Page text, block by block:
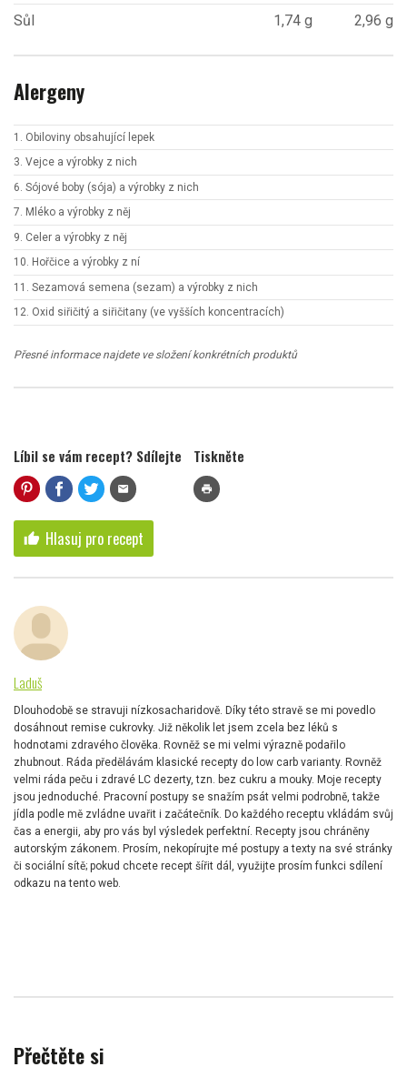
Sůl 1,74 g 2,96 g
Alergeny
1. Obiloviny obsahující lepek
3. Vejce a výrobky z nich
6. Sójové boby (sója) a výrobky z nich
7. Mléko a výrobky z něj
9. Celer a výrobky z něj
10. Hořčice a výrobky z ní
11. Sezamová semena (sezam) a výrobky z nich
12. Oxid siřičitý a siřičitany (ve vyšších koncentracích)
Přesné informace najdete ve složení konkrétních produktů
Líbil se vám recept? Sdílejte
mail
Tiskněte
print
thumb_up Hlasuj pro recept
Laduš
Dlouhodobě se stravuji nízkosacharidově. Díky této stravě se mi povedlo
dosáhnout remise cukrovky. Již několik let jsem zcela bez léků s
hodnotami zdravého člověka. Rovněž se mi velmi výrazně podařilo
zhubnout. Ráda předělávám klasické recepty do low carb varianty. Rovněž
velmi ráda peču i zdravé LC dezerty, tzn. bez cukru a mouky. Moje recepty
jsou jednoduché. Pracovní postupy se snažím psát velmi podrobně, takže
jídla podle mě zvládne uvařit i začátečník. Do každého receptu vkládám svůj
čas a energii, aby pro vás byl výsledek perfektní. Recepty jsou chráněny
autorským zákonem. Prosím, nekopírujte mé postupy a texty na své stránky
či sociální sítě; pokud chcete recept šířit dál, využijte prosím funkci sdílení
odkazu na tento web.
Přečtěte si